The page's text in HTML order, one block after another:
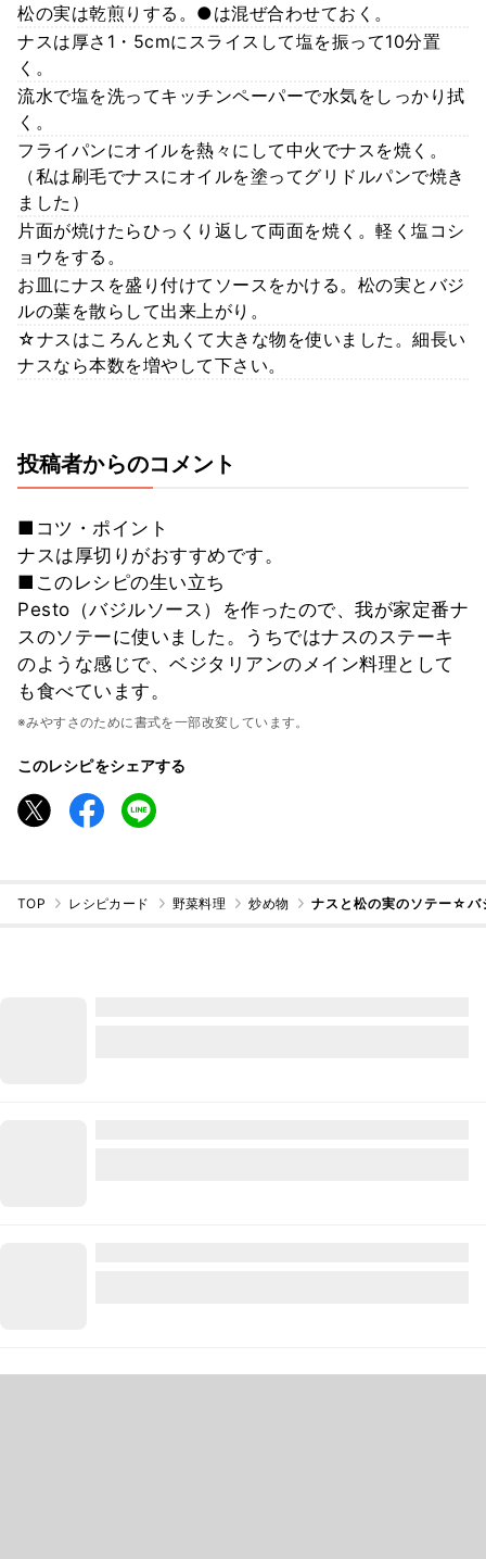
松の実は乾煎りする。●は混ぜ合わせておく。
ナスは厚さ1・5cmにスライスして塩を振って10分置
く。
流水で塩を洗ってキッチンペーパーで水気をしっかり拭
く。
フライパンにオイルを熱々にして中火でナスを焼く。
（私は刷毛でナスにオイルを塗ってグリドルパンで焼き
ました）
片面が焼けたらひっくり返して両面を焼く。軽く塩コシ
ョウをする。
お皿にナスを盛り付けてソースをかける。松の実とバジ
ルの葉を散らして出来上がり。
☆ナスはころんと丸くて大きな物を使いました。細長い
ナスなら本数を増やして下さい。
投稿者からのコメント
■コツ・ポイント
ナスは厚切りがおすすめです。
■このレシピの生い立ち
Pesto（バジルソース）を作ったので、我が家定番ナ
スのソテーに使いました。うちではナスのステーキ
のような感じで、ベジタリアンのメイン料理として
も食べています。
※みやすさのために書式を一部改変しています。
このレシピをシェアする
TOP レシピカード 野菜料理 炒め物 ナスと松の実のソテー☆バ